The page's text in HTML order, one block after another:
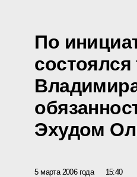
По
Эхудом
5 марта 2006 года 15:40